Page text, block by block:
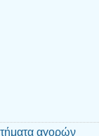
αγορών